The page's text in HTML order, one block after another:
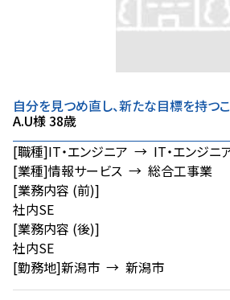
自分を見つめ直し、新たな目標を持つ
A.U様 38歳
[職種]IT・エンジニア → IT・エンジニ
[業種]情報サービス → 総合工事業
[業務内容 (前)]
社内SE
[業務内容 (後)]
社内SE
[勤務地]新潟市 → 新潟市